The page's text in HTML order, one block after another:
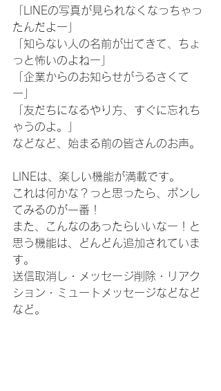
「LINEの写真が見られなくなっちゃっ
たんだよー」
「知らない人の名前が出てきて、ちょ
っと怖いのよねー」
「企業からのお知らせがうるさくて
ー」
「友だちになるやり方、すぐに忘れち
ゃうのよ。」
などなど、始まる前の皆さんのお声。
LINEは、楽しい機能が満載です。
これは何かな？っと思ったら、ポンし
てみるのが一番！
また、こんなのあったらいいなー！と
思う機能は、どんどん追加されていま
す。
送信取消し・メッセージ削除・リアク
ション・ミュートメッセージなどなど
など。